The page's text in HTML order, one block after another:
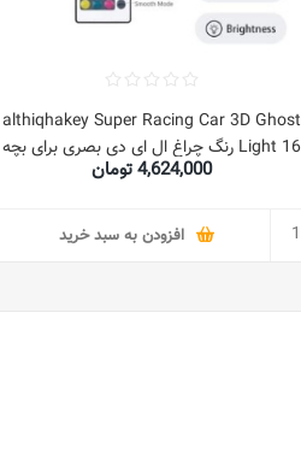
althiqhakey Super Racing Car 3D Ghost
Light 16 رنگ چراغ ال ای دی بصری برای بچه
ها USB چراغ شب LED رومیزی لمسی برای4,624,000 تومان
افزودن به سبد خرید